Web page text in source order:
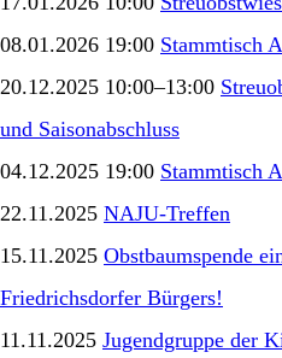
08.01.2026 19:00 Stammtisch
20.12.2025 10:00–13:00
und Saisonabschluss
04.12.2025 19:00 Stammtisch
22.11.2025 NAJU-Treffen
15.11.2025 Obstbaumspende
Friedrichsdorfer Bürgers!
11.11.2025 Jugendgruppe der